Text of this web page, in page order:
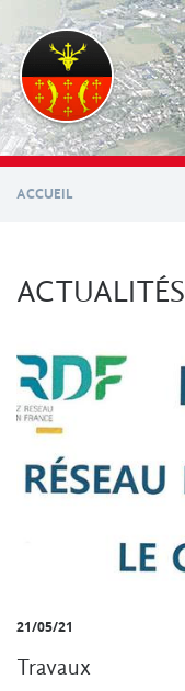
contenu
principal
ACCUEIL
ACTUALITÉS
21/05/21
Travaux